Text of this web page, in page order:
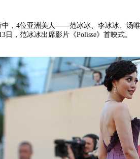
中，4位亚洲美人——范冰冰、李冰冰、汤
日，范冰冰出席影片《Polisse》首映式。